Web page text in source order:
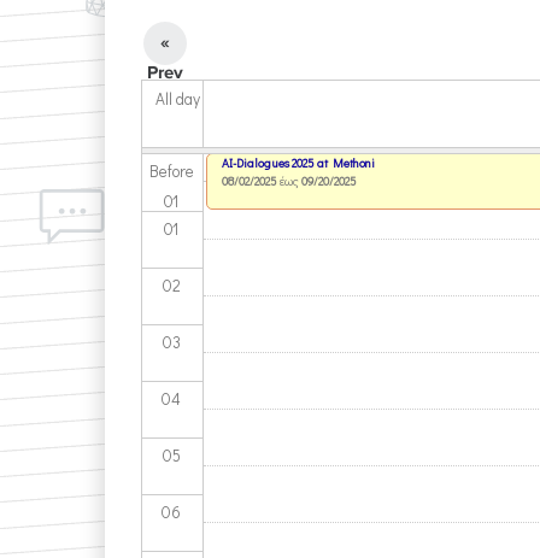
«
Prev
All day
Before
01
01
02
03
04
05
06
AI-Dialogues 2025 at Methoni
08/02/2025έως 09/20/2025